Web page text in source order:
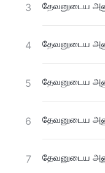
3 தேவனுடைய
4 தேவனுடைய
5 தேவனுடைய
6 தேவனுடைய
7 தேவனுடைய